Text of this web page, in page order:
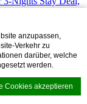
anzupassen,
Verkehr zu
darüber, welche
werden.
Cookies akzeptieren